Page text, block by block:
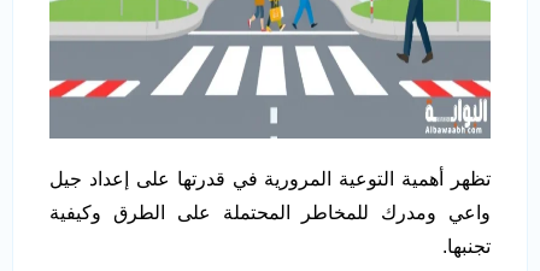
تظهر أهمية التوعية المرورية في قدرتها على إعداد جيل
واعي ومدرك للمخاطر المحتملة على الطرق وكيفية
تجنبها.